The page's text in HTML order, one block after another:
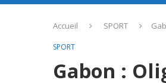
Accueil SPORT
SPORT
Gabon :